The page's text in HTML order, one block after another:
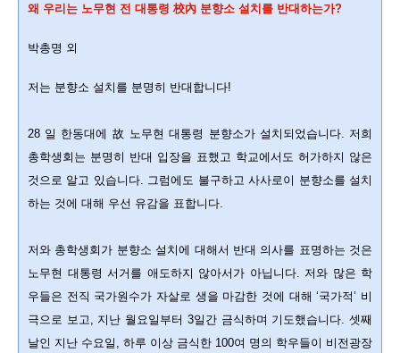
왜 우리는 노무현 전 대통령 校內 분향소 설치를 반대하는가?
박총명 외
저는 분향소 설치를 분명히 반대합니다!
28 일 한동대에 故 노무현 대통령 분향소가 설치되었습니다. 저희
총학생회는 분명히 반대 입장을 표했고 학교에서도 허가하지 않은
것으로 알고 있습니다. 그럼에도 불구하고 사사로이 분향소를 설치
하는 것에 대해 우선 유감을 표합니다.
저와 총학생회가 분향소 설치에 대해서 반대 의사를 표명하는 것은
노무현 대통령 서거를 애도하지 않아서가 아닙니다. 저와 많은 학
우들은 전직 국가원수가 자살로 생을 마감한 것에 대해 ‘국가적’ 비
극으로 보고, 지난 월요일부터 3일간 금식하며 기도했습니다. 셋째
날인 지난 수요일, 하루 이상 금식한 100여 명의 학우들이 비전광장